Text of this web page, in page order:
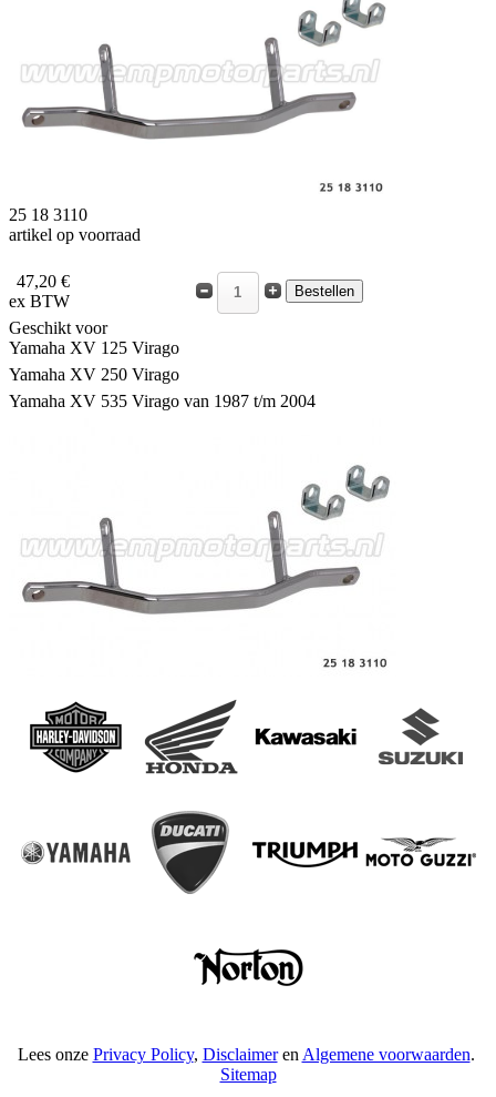
25 18 3110
artikel op voorraad
47,20 €
ex BTW
Geschikt voor
Yamaha XV 125 Virago
Yamaha XV 250 Virago
Yamaha XV 535 Virago van 1987 t/m 2004
Lees onze Privacy Policy, Disclaimeren Algemene voorwaarden.
Sitemap